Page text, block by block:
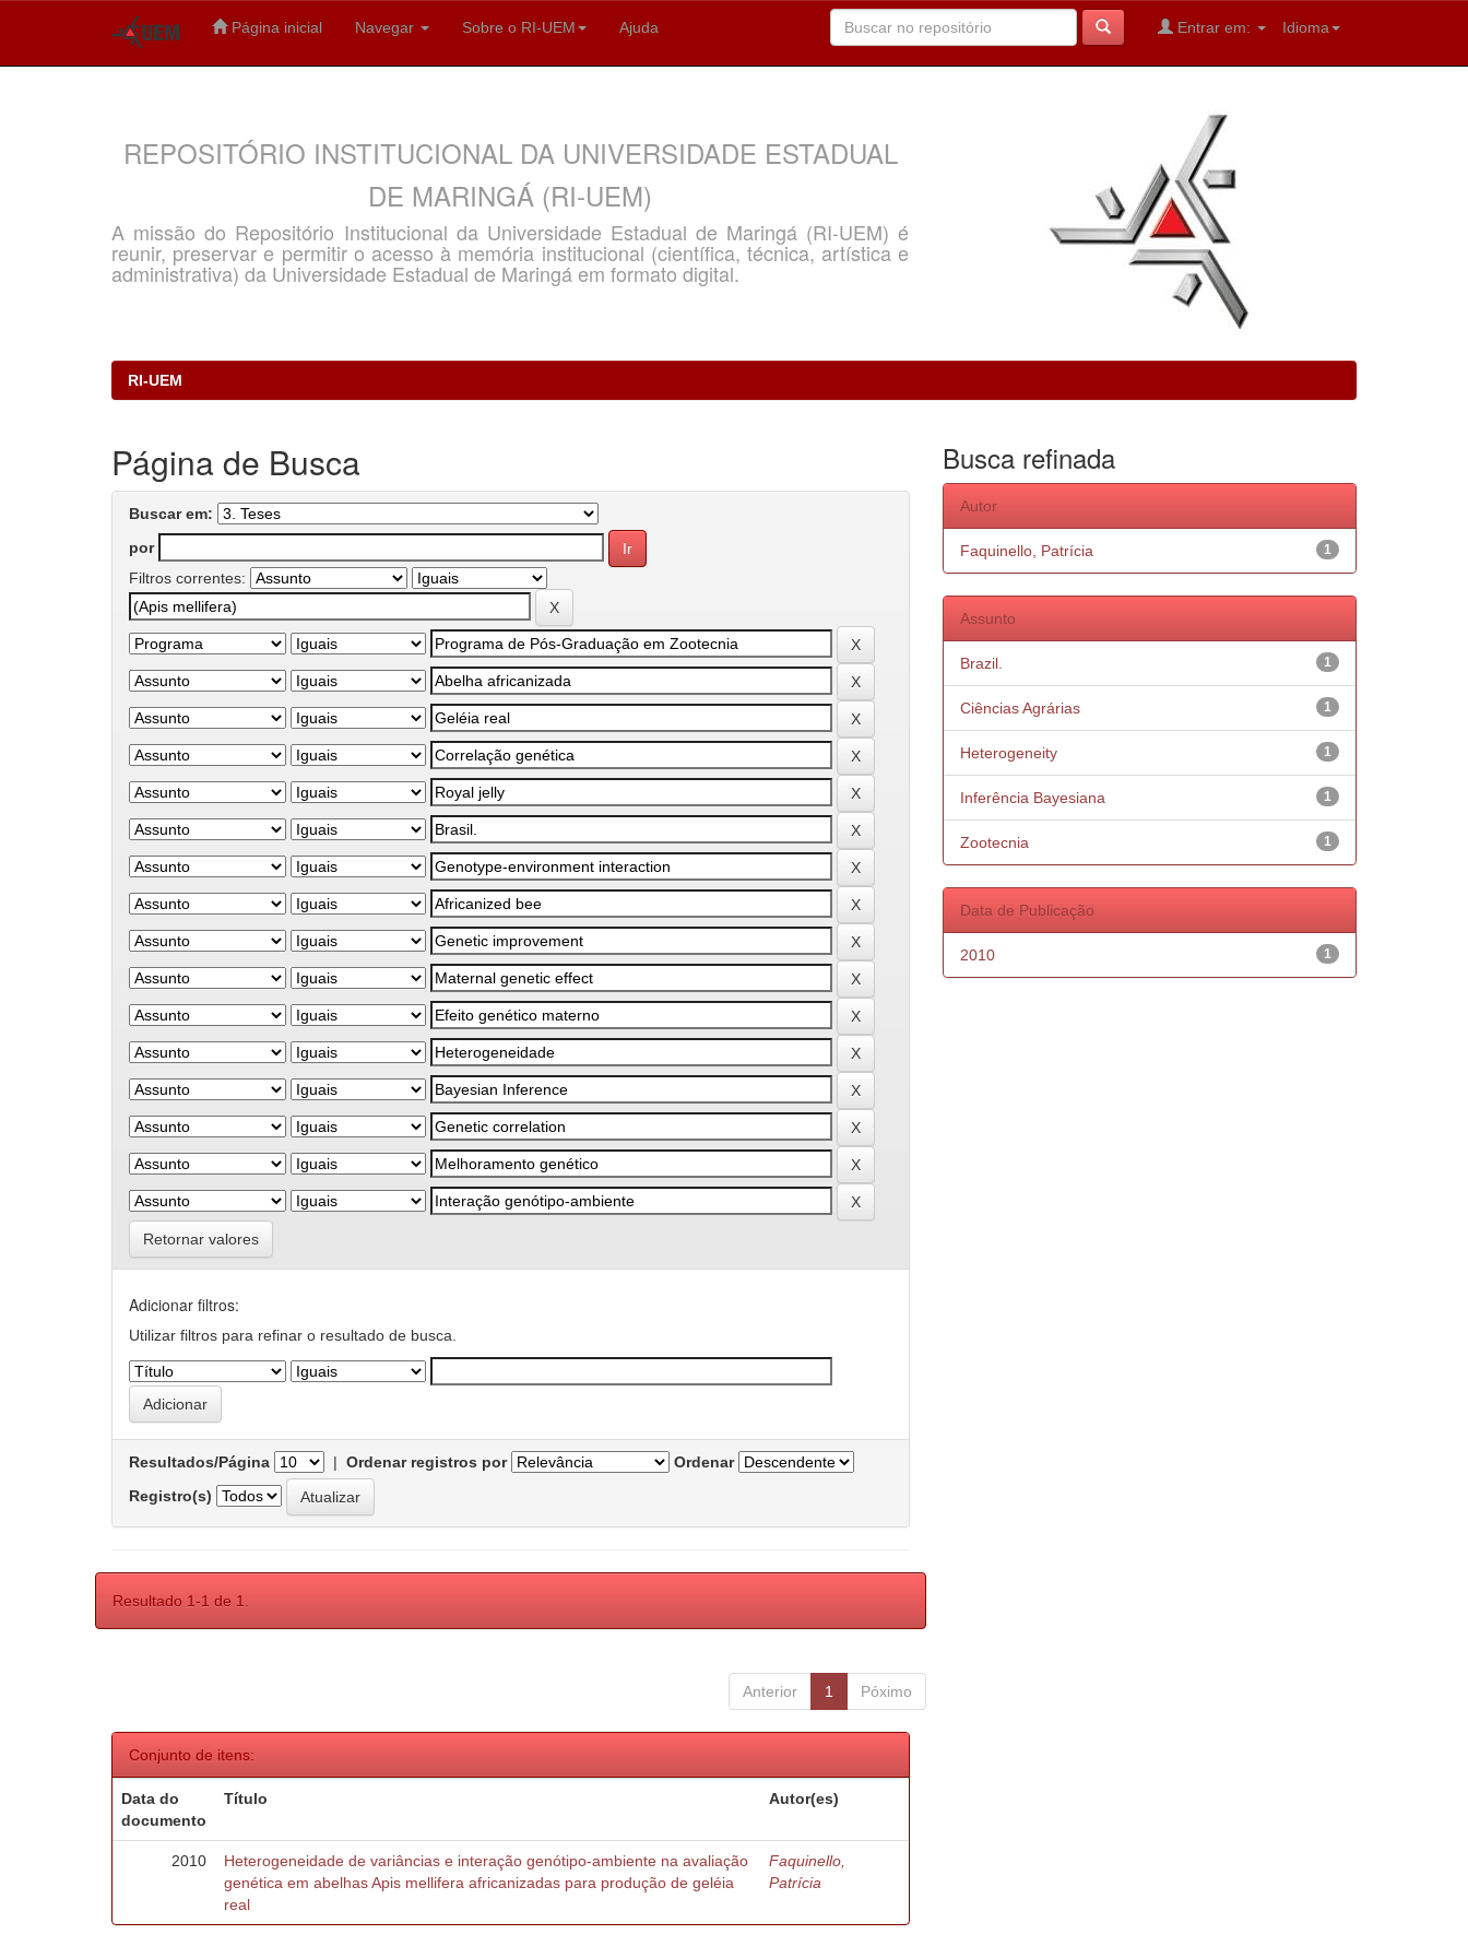
Página inicial Navegar Sobre o RI-UEM Ajuda Idioma
Entrar em:
REPOSITÓRIO INSTITUCIONAL DA UNIVERSIDADE ESTADUAL
DE MARINGÁ (RI-UEM)
A missão do Repositório Institucional da Universidade Estadual de Maringá (RI-UEM) é
reunir, preservar e permitir o acesso à memória institucional (científica, técnica, artística e
administrativa) da Universidade Estadual de Maringá em formato digital.
RI-UEM
Página de Busca
Buscar em:
por
Filtros correntes:
Retornar valores
Adicionar filtros:
Utilizar filtros para refinar o resultado de busca.
Resultados/Página | Ordenar registros por
Ordenar
Registro(s)
Resultado 1-1 de 1.
Anterior 1 Póximo
Conjunto de itens:
Data do
documento
Título Autor(es)
2010
Heterogeneidade de variâncias e interação genótipo-ambiente na avaliação
genética em abelhas Apis mellifera africanizadas para produção de geléia
real
Faquinello,
Patrícia
Busca refinada
Autor
1
Faquinello, Patrícia
Assunto
1
Brazil.
1
Ciências Agrárias
1
Heterogeneity
1
Inferência Bayesiana
1
Zootecnia
Data de Publicação
1
2010